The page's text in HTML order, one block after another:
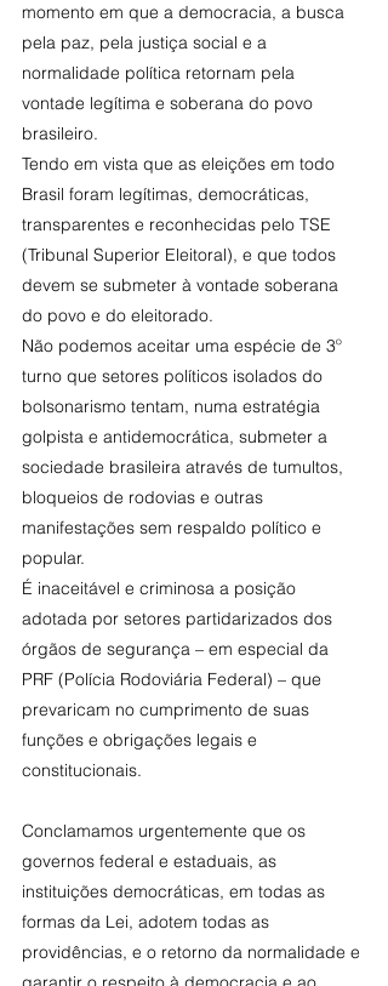
momento em que a democracia, a busca
pela paz, pela justiça social e a
normalidade política retornam pela
vontade legítima e soberana do povo
brasileiro.
Tendo em vista que as eleições em todo
Brasil foram legítimas, democráticas,
transparentes e reconhecidas pelo TSE
(Tribunal Superior Eleitoral), e que todos
devem se submeter à vontade soberana
do povo e do eleitorado.
Não podemos aceitar uma espécie de 3º
turno que setores políticos isolados do
bolsonarismo tentam, numa estratégia
golpista e antidemocrática, submeter a
sociedade brasileira através de tumultos,
bloqueios de rodovias e outras
manifestações sem respaldo político e
popular.
É inaceitável e criminosa a posição
adotada por setores partidarizados dos
órgãos de segurança – em especial da
PRF (Polícia Rodoviária Federal) – que
prevaricam no cumprimento de suas
funções e obrigações legais e
constitucionais.
Conclamamos urgentemente que os
governos federal e estaduais, as
instituições democráticas, em todas as
formas da Lei, adotem todas as
providências, e o retorno da normalidade e